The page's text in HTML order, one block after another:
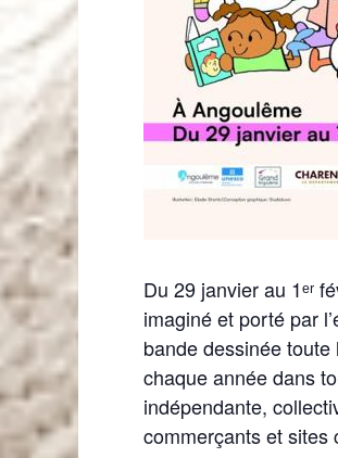
Du 29 janvier au 1ᵉʳ
imaginé et porté par
bande dessinée
chaque année dans
indépendante,
commerçants et sites